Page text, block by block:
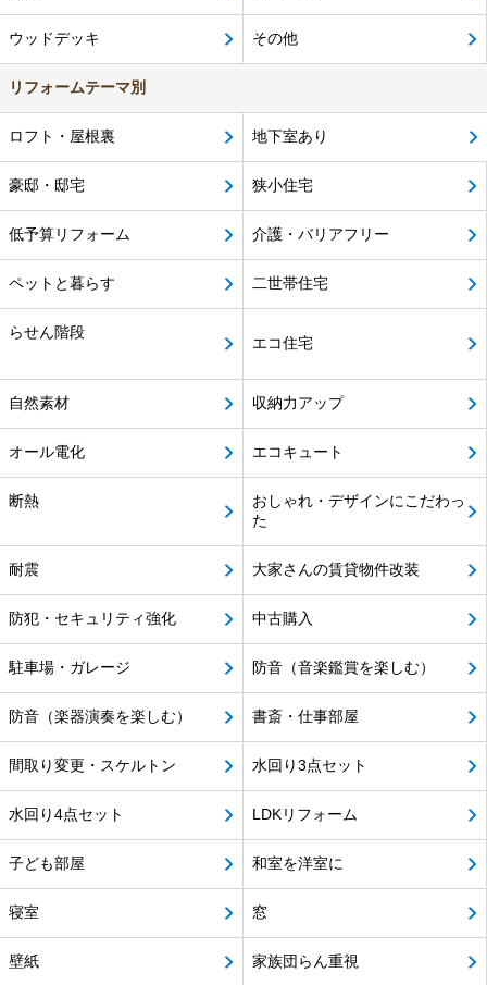
ウッドデッキ その他
リフォームテーマ別
ロフト・屋根裏 地下室あり
豪邸・邸宅 狭小住宅
低予算リフォーム 介護・バリアフリー
ペットと暮らす 二世帯住宅
らせん階段
エコ住宅
自然素材 収納力アップ
オール電化 エコキュート
断熱
おしゃれ・デザインにこだわっ
た
耐震 大家さんの賃貸物件改装
防犯・セキュリティ強化 中古購入
駐車場・ガレージ 防音（音楽鑑賞を楽しむ）
防音（楽器演奏を楽しむ） 書斎・仕事部屋
間取り変更・スケルトン 水回り3点セット
水回り4点セット LDKリフォーム
子ども部屋 和室を洋室に
寝室 窓
壁紙 家族団らん重視